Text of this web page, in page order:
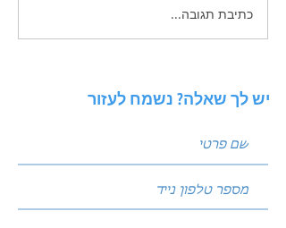
ניתוח סביבה באמצעות מודל
PESTEL: איך להגן על העסק
כתיבת תגובה...
יש לך שאלה? נשמח לעזור